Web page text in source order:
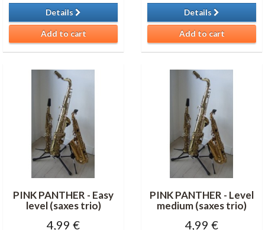
Details
Add to cart
Details
Add to cart
PINK PANTHER - Easy
level (saxes trio)
4,99 €
PINK PANTHER - Level
medium (saxes trio)
4,99 €